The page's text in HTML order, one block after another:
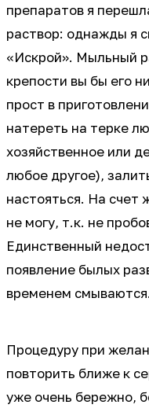
препаратов я
раствор: однажды я
«Искрой». Мыльный
крепости вы бы его
прост в
натереть на терке
хозяйственное или
любое другое),
настояться. На счет
не могу, т.к. не
Единственный
появление былых
временем смываются.
Процедуру при
повторить ближе к
уже очень бережно,